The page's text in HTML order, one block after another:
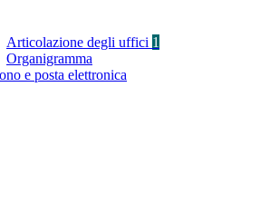
Articolazione degli uffici 1
Organigramma
e posta elettronica